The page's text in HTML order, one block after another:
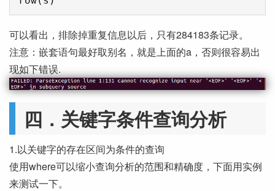
可以看出，排除掉重复信息以后，只有284183条记录。
注意：嵌套语句最好取别名，就是上面的a，否则很容易出
现如下错误.
四．关键字条件查询分析
1.以关键字的存在区间为条件的查询
使用where可以缩小查询分析的范围和精确度，下面用实例
来测试一下。